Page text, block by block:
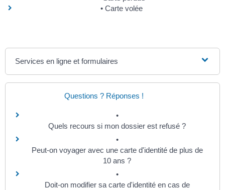
Carte volée
Services en ligne et formulaires
Questions ? Réponses !
Quels recours si mon dossier est refusé ?
Peut-on voyager avec une carte d'identité de plus de
10 ans ?
Doit-on modifier sa carte d'identité en cas de